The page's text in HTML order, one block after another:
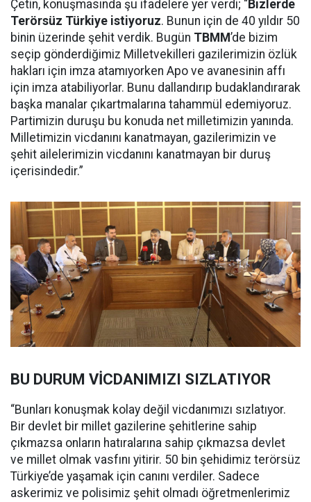
Çetin, konuşmasında şu ifadelere yer verdi; “ Bizlerde
Terörsüz Türkiye istiyoruz. Bunun için de 40 yıldır 50
binin üzerinde şehit verdik. Bugün TBMM’de bizim
seçip gönderdiğimiz Milletvekilleri gazilerimizin özlük
hakları için imza atamıyorken Apo ve avanesinin affı
için imza atabiliyorlar. Bunu dallandırıp budaklandırarak
başka manalar çıkartmalarına tahammül edemiyoruz.
Partimizin duruşu bu konuda net milletimizin yanında.
Milletimizin vicdanını kanatmayan, gazilerimizin ve
şehit ailelerimizin vicdanını kanatmayan bir duruş
içerisindedir.”
BU DURUM VİCDANIMIZI SIZLATIYOR
“Bunları konuşmak kolay değil vicdanımızı sızlatıyor.
Bir devlet bir millet gazilerine şehitlerine sahip
çıkmazsa onların hatıralarına sahip çıkmazsa devlet
ve millet olmak vasfını yitirir. 50 bin şehidimiz terörsüz
Türkiye’de yaşamak için canını verdiler. Sadece
askerimiz ve polisimiz şehit olmadı öğretmenlerimiz